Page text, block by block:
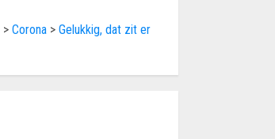
>Corona >Gelukkig, dat zit er